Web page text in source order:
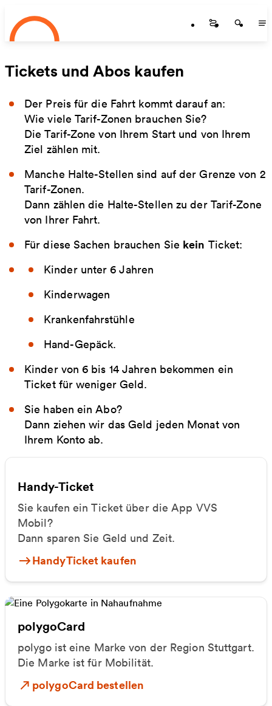
Zum Hauptinhalt springen
Startseite
Tickets und Abos kaufen
Der Preis für die Fahrt kommt darauf an:
Wie viele Tarif-Zonen brauchen Sie?
Die Tarif-Zone von Ihrem Start und von Ihrem
Ziel zählen mit.
Manche Halte-Stellen sind auf der Grenze von 2
Tarif-Zonen.
Dann zählen die Halte-Stellen zu der Tarif-Zone
von Ihrer Fahrt.
Für diese Sachen brauchen Sie kein Ticket:
Kinder unter 6 Jahren
Kinderwagen
Krankenfahrstühle
Hand-Gepäck.
Kinder von 6 bis 14 Jahren bekommen ein
Ticket für weniger Geld.
Sie haben ein Abo?
Dann ziehen wir das Geld jeden Monat von
Ihrem Konto ab.
Handy-Ticket
Sie kaufen ein Ticket über die App VVS
Mobil?
Dann sparen Sie Geld und Zeit.
HandyTicket kaufen
polygoCard
polygo ist eine Marke von der Region Stuttgart.
Die Marke ist für Mobilität.
polygoCard bestellen